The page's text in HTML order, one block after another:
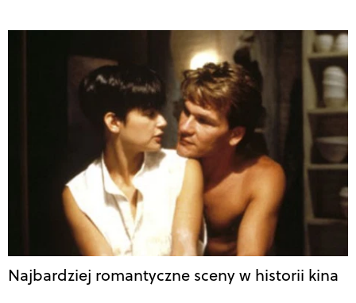
Najbardziej romantyczne sceny w historii kina